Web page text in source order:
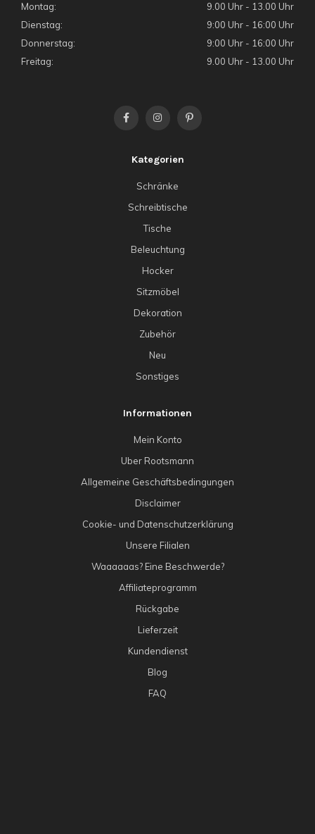
Montag:
9.00 Uhr - 13.00 Uhr
Dienstag:
9:00 Uhr - 16:00 Uhr
Donnerstag:
9:00 Uhr - 16:00 Uhr
Freitag:
9.00 Uhr - 13.00 Uhr
Kategorien
Schränke
Schreibtische
Tische
Beleuchtung
Hocker
Sitzmöbel
Dekoration
Zubehör
Neu
Sonstiges
Informationen
Mein Konto
Uber Rootsmann
Allgemeine Geschäftsbedingungen
Disclaimer
Cookie- und Datenschutzerklärung
Unsere Filialen
Waaaaaas? Eine Beschwerde?
Affiliateprogramm
Rückgabe
Lieferzeit
Kundendienst
Blog
FAQ